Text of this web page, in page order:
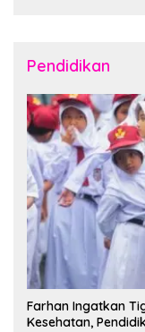
Pendidikan
Farhan Ingatkan
Kesehatan,